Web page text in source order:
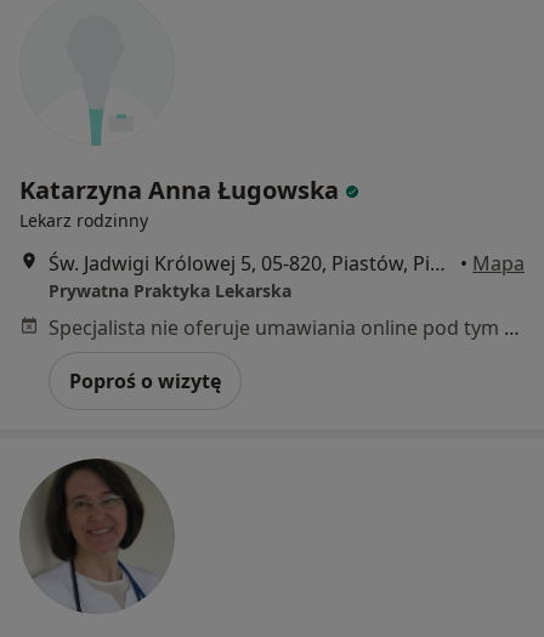
Katarzyna Anna Ługowska
Lekarz rodzinny
Św. Jadwigi Królowej 5, 05-820, Piastów, Piastów • Mapa
Prywatna Praktyka Lekarska
Specjalista nie oferuje umawiania online pod tym adresem.
Poproś o wizytę